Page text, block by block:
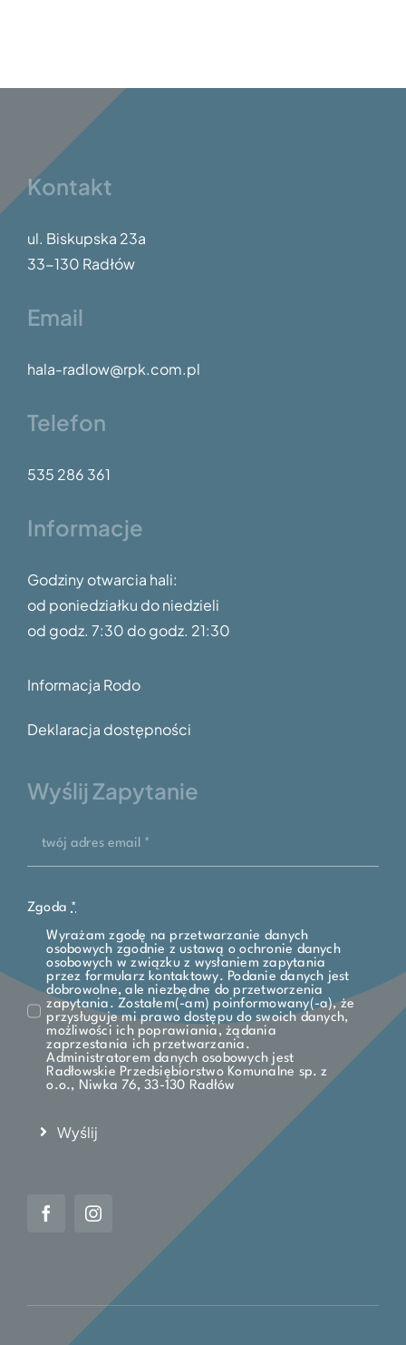
Kontakt
ul. Biskupska 23a
33-130 Radłów
Email
hala-radlow@rpk.com.pl
Telefon
535 286 361
Informacje
Godziny otwarcia hali:
od poniedziałku do niedzieli
od godz. 7:30 do godz. 21:30
Informacja Rodo
Deklaracja dostępności
Wyślij Zapytanie
Zgoda*
Wyrażam zgodę na przetwarzanie danych
osobowych zgodnie z ustawą o ochronie danych
osobowych w związku z wysłaniem zapytania
przez formularz kontaktowy. Podanie danych jest
dobrowolne, ale niezbędne do przetworzenia
zapytania. Zostałem(-am) poinformowany(-a), że
przysługuje mi prawo dostępu do swoich danych,
możliwości ich poprawiania, żądania
zaprzestania ich przetwarzania.
Administratorem danych osobowych jest
Radłowskie Przedsiębiorstwo Komunalne sp. z
o.o., Niwka 76, 33-130 Radłów
Wyślij